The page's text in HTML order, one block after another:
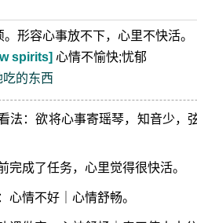
形容心事放不下，心里不快活。
spirits] 心情不愉快;忧郁
的东西
法：欲将心事寄瑶琴，知音少，
完成了任务，心里觉得很快活。
心情不好｜心情舒畅。